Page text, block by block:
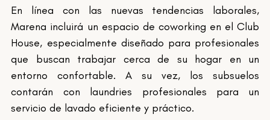
En línea con las nuevas tendencias laborales,
Marena incluirá un espacio de coworking en el Club
House, especialmente diseñado para profesionales
que buscan trabajar cerca de su hogar en un
entorno confortable. A su vez, los subsuelos
contarán con laundries profesionales para un
servicio de lavado eficiente y práctico.